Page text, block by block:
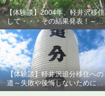
【体験談】2004年、軽井沢移住
して・・・その結果発表！～失
敗や後悔しないために知ってお
きたいこと
【体験談】軽井沢追分移住への
道～失敗や後悔しないために知
っておきたいこと